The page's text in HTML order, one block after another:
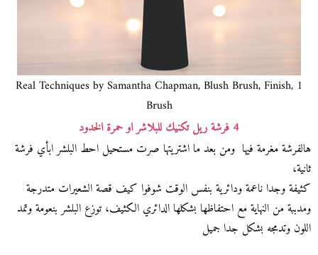
Real Techniques by Samantha Chapman, Blush Brush, Finish, 1
Brush
4 فرشة ريل تكنيك للبلاشر او حمرة الخدود
هالفرشة مغرمة فيها ومن بعد ما اشتريتها صرت مستحيل احط البلشر ابأي فرشة
ثانية،
كثيفة وجدا ناعمة ودائرية بنفس الوقت شوفوا كيف قصة الشعيرات متدرجة
ومدببة من النهاية مع احتفاظها بشكلها الدائري الكثيف، توزع البلشر بنعومة وتمد
اللون وتدمجه بشكل جدا جميل